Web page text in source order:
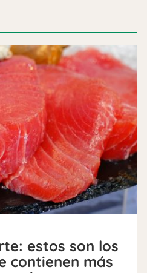
estos son los
contienen más